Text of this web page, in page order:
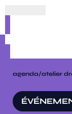
agenda/atelier